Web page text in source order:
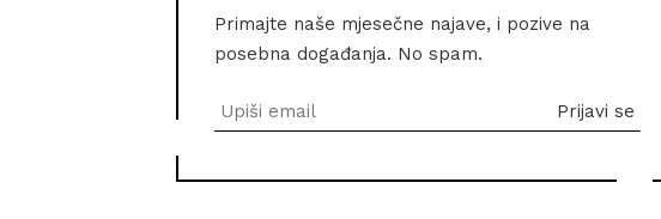
Primajte naše mjesečne najave, i pozive na
posebna događanja. No spam.